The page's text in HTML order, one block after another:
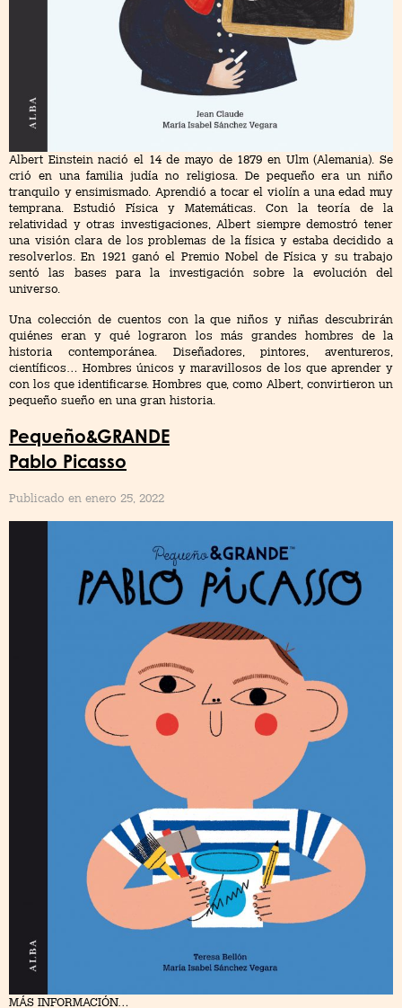
Albert Einstein nació el 14 de mayo de 1879 en Ulm (Alemania). Se
crió en una familia judía no religiosa. De pequeño era un niño
tranquilo y ensimismado. Aprendió a tocar el violín a una edad muy
temprana. Estudió Física y Matemáticas. Con la teoría de la
relatividad y otras investigaciones, Albert siempre demostró tener
una visión clara de los problemas de la física y estaba decidido a
resolverlos. En 1921 ganó el Premio Nobel de Física y su trabajo
sentó las bases para la investigación sobre la evolución del
universo.
Una colección de cuentos con la que niños y niñas descubrirán
quiénes eran y qué lograron los más grandes hombres de la
historia contemporánea. Diseñadores, pintores, aventureros,
científicos… Hombres únicos y maravillosos de los que aprender y
con los que identificarse. Hombres que, como Albert, convirtieron un
pequeño sueño en una gran historia.
Pequeño&GRANDE
Pablo Picasso
Publicado en enero 25, 2022
MÁS INFORMACIÓN…